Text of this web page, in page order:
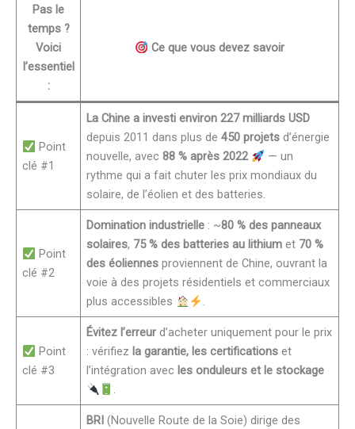
Pas le
temps ?
Voici
l’essentiel
:
Ce que vous devez savoir
Point
clé #1
La Chine a investi environ 227 milliards USD
depuis 2011 dans plus de450 projets d’énergie
nouvelle, avec88 % après 2022
— un
rythme qui a fait chuter les prix mondiaux du
solaire, de l’éolien et des batteries.
Point
clé #2
Domination industrielle : ~80 % des panneaux
solaires, 75 % des batteries au lithium et 70 %
des éoliennes proviennent de Chine, ouvrant la
voie à des projets résidentiels et commerciaux
plus accessibles
.
Point
clé #3
Évitez l’erreur d’acheter uniquement pour le prix
: vérifiez la garantie, les certifications et
l’intégration avec les onduleurs et le stockage
.
BRI (Nouvelle Route de la Soie) dirige des